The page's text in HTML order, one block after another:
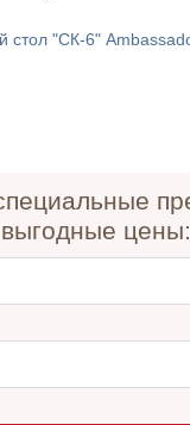
стол "СК-6"
выгодные цены: